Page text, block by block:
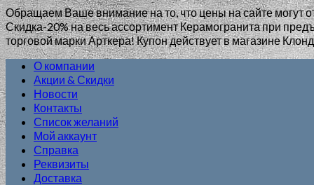
Обращаем Ваше внимание на то, что цены на сайте могут
Скидка-20% на весь ассортимент Керамогранита при
торговой марки Арткера! Купон действует в магазине
О компании
Акции & Скидки
Новости
Контакты
Список желаний
Мой аккаунт
Справка
Реквизиты
Доставка